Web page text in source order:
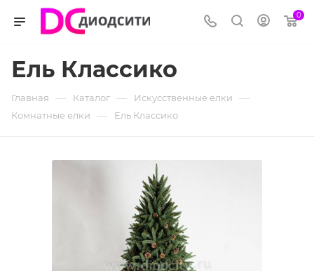
0
Ель Классико
Главная — Каталог — Искусственные елки —
Комнатные елки — Ель Классико